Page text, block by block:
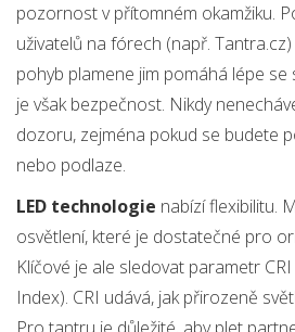
pozornost v přítomném okamžiku.
uživatelů na fórech (např. Tantra.cz)
pohyb plamene jim pomáhá lépe
je však bezpečnost. Nikdy
dozoru, zejména pokud se budete
nebo podlaze.
LED technologie nabízí flexibilitu.
osvětlení, které je dostatečné pro
Klíčové je ale sledovat parametr
Index). CRI udává, jak přirozeně